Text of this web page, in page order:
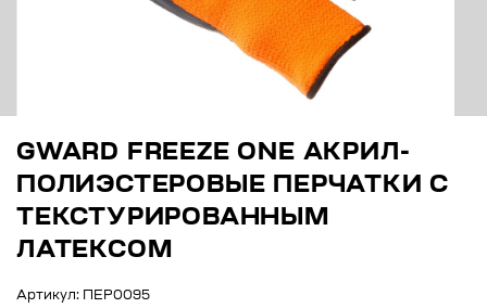
GWARD FREEZE ONE АКРИЛ-
ПОЛИЭСТЕРОВЫЕ ПЕРЧАТКИ С
ТЕКСТУРИРОВАННЫМ
ЛАТЕКСОМ
Артикул: ПЕР0095